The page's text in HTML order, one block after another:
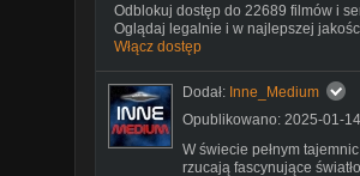
Odblokuj dostęp do 22689 filmów i
Oglądaj legalnie i w najlepszej
Włącz dostęp
Dodał: Inne_Medium
Opublikowano: 2025-01-14
W świecie pełnym
rzucają fascynujące